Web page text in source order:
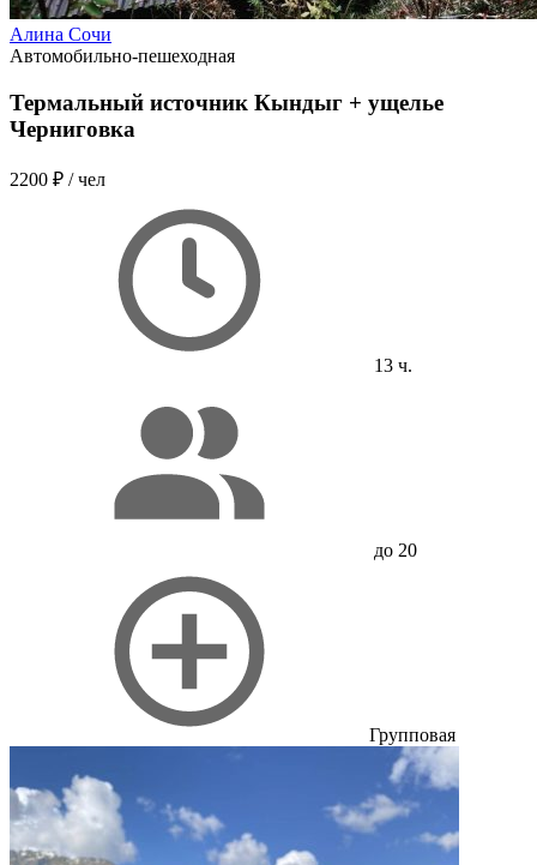
Алина Сочи
Автомобильно-пешеходная
Термальный источник Кындыг + ущелье
Черниговка
2200 ₽ / чел
13 ч.
до 20
Групповая